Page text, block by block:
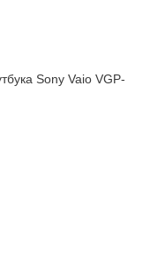
Sony Vaio VGP-